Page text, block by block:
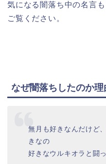
気になる闇落ち中の名言
ご覧ください。
なぜ闇落ちしたのか理
無月も好きなんだけど
きなの
好きなウルキオラと闘